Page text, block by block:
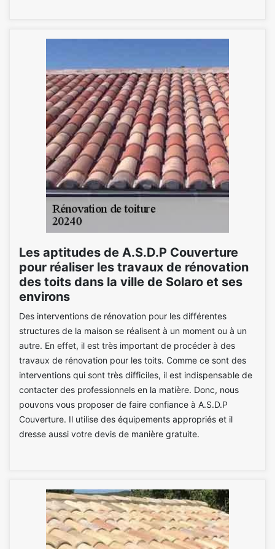
Les aptitudes de A.S.D.P Couverture
pour réaliser les travaux de rénovation
des toits dans la ville de Solaro et ses
environs
Des interventions de rénovation pour les différentes
structures de la maison se réalisent à un moment ou à un
autre. En effet, il est très important de procéder à des
travaux de rénovation pour les toits. Comme ce sont des
interventions qui sont très difficiles, il est indispensable de
contacter des professionnels en la matière. Donc, nous
pouvons vous proposer de faire confiance à A.S.D.P
Couverture. Il utilise des équipements appropriés et il
dresse aussi votre devis de manière gratuite.